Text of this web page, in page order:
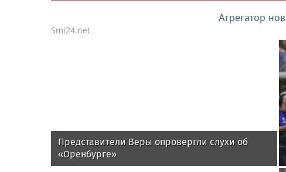
Агрегатор
Smi24.net
Представители Веры опровергли слухи об
«Оренбурге»